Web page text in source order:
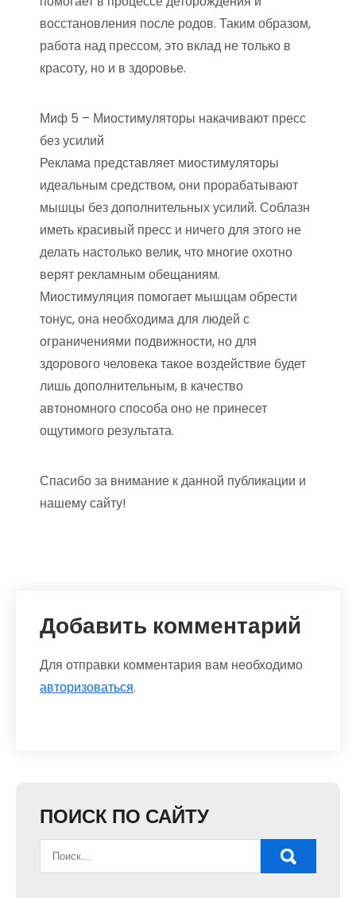
восстановления после родов. Таким образом,
работа над прессом, это вклад не только в
красоту, но и в здоровье.
Миф 5 – Миостимуляторы накачивают пресс
без усилий
Реклама представляет миостимуляторы
идеальным средством, они прорабатывают
мышцы без дополнительных усилий. Соблазн
иметь красивый пресс и ничего для этого не
делать настолько велик, что многие охотно
верят рекламным обещаниям.
Миостимуляция помогает мышцам обрести
тонус, она необходима для людей с
ограничениями подвижности, но для
здорового человека такое воздействие будет
лишь дополнительным, в качество
автономного способа оно не принесет
ощутимого результата.
Спасибо за внимание к данной публикации и
нашему сайту!
Добавить комментарий
Для отправки комментария вам необходимо
авторизоваться.
ПОИСК ПО САЙТУ